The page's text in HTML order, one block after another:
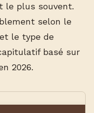
le plus souvent.
selon le
le type de
basé sur
2026.